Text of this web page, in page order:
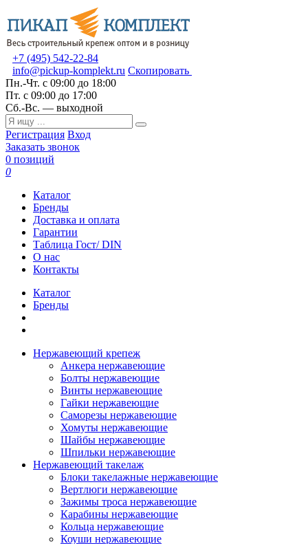
+7 (495) 542-22-84
info@pickup-komplekt.ru Скопировать
Пн.-Чт. с 09:00 до 18:00
Пт. с 09:00 до 17:00
Сб.-Вс. — выходной
Регистрация Вход
Заказать звонок
0 позиций
0
Каталог
Бренды
Доставка и оплата
Гарантии
Таблица Гост/ DIN
О нас
Контакты
Каталог
Бренды
Нержавеющий крепеж
Анкера нержавеющие
Болты нержавеющие
Винты нержавеющие
Гайки нержавеющие
Саморезы нержавеющие
Хомуты нержавеющие
Шайбы нержавеющие
Шпильки нержавеющие
Нержавеющий такелаж
Блоки такелажные нержавеющие
Вертлюги нержавеющие
Зажимы троса нержавеющие
Карабины нержавеющие
Кольца нержавеющие
Коуши нержавеющие